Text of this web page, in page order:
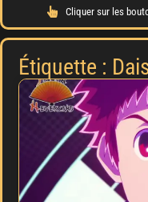
Cliquer sur les
Étiquette :